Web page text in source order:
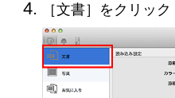
［文書］をクリック